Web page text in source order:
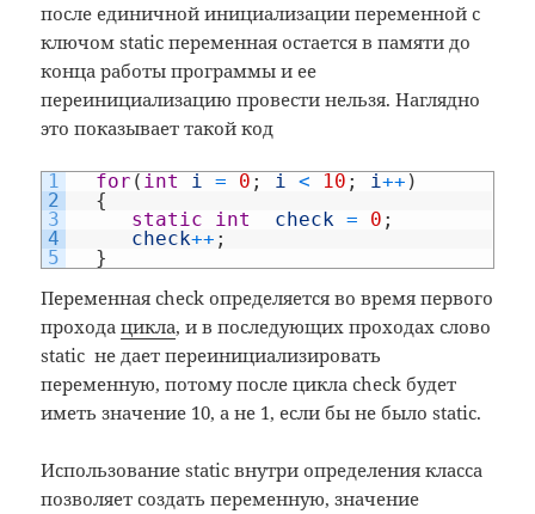
после единичной инициализации переменной с
ключом static переменная остается в памяти до
конца работы программы и ее
переинициализацию провести нельзя. Наглядно
это показывает такой код
1
2
3
4
5
for ( int i = 0 ; i < 10 ; i++ )
{
static
int check = 0 ;
check++ ;
}
Переменная check определяется во время первого
проходацикла, и в последующих проходах слово
static не дает переинициализировать
переменную, потому после цикла check будет
иметь значение 10, а не 1, если бы не было static.
Использование static внутри определения класса
позволяет создать переменную, значение